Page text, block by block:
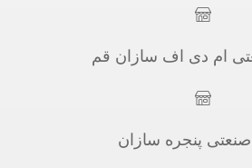
ام دی اف سازان قم
پنجره سازان